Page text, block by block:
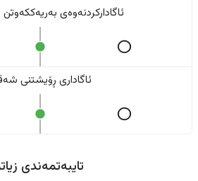
ئاگادارکردنەوەی
ئاگاداری ڕۆیشتنی
تایبەتمەندی